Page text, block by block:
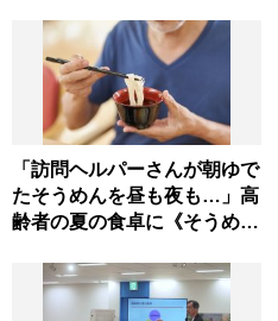
「訪問ヘルパーさんが朝ゆで
たそうめんを昼も夜も…」高
齢者の夏の食卓に《そうめん
【管理栄養士が解説】